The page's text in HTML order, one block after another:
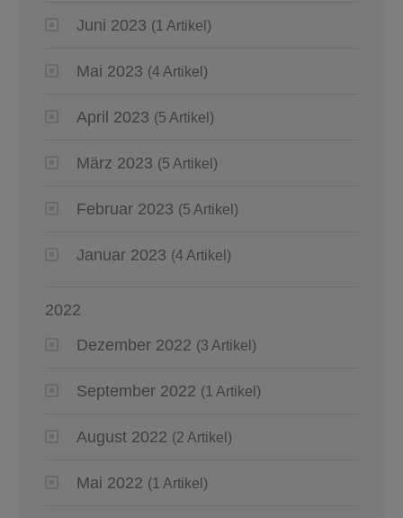
Juni 2023 (1 Artikel)
Mai 2023 (4 Artikel)
April 2023 (5 Artikel)
März 2023 (5 Artikel)
Februar 2023 (5 Artikel)
Januar 2023 (4 Artikel)
2022
Dezember 2022 (3 Artikel)
September 2022 (1 Artikel)
August 2022 (2 Artikel)
Mai 2022 (1 Artikel)